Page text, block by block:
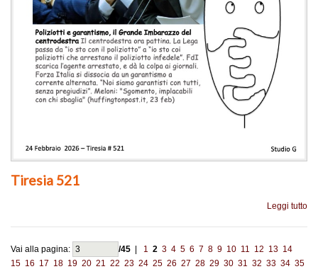
Tiresia 521
Leggi tutto
Vai alla pagina: /45 1 2 3 4 5 6 7 8 9 10 11 12 13 14
15 16 17 18 19 20 21 22 23 24 25 26 27 28 29 30 31 32 33 34 35